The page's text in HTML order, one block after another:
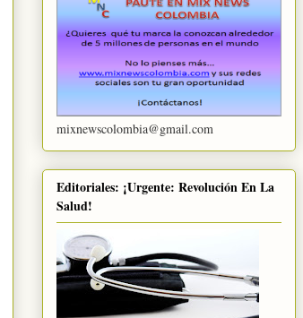
mixnewscolombia@gmail.com
Editoriales: ¡Urgente: Revolución En La
Salud!